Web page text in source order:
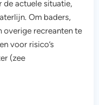
de actuele situatie,
Om baders,
overige recreanten te
voor risico’s
(zee